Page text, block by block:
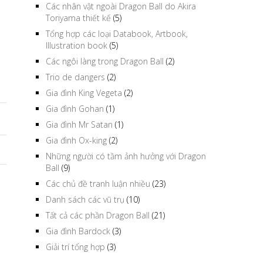
Các nhân vật ngoài Dragon Ball do Akira
Toriyama thiết kế (5)
Tổng hợp các loại Databook, Artbook,
Illustration book (5)
Các ngôi làng trong Dragon Ball (2)
Trio de dangers (2)
Gia đình King Vegeta (2)
Gia đình Gohan (1)
Gia đình Mr Satan (1)
Gia đình Ox-king (2)
Những người có tầm ảnh hưởng với Dragon
Ball (9)
Các chủ đề tranh luận nhiều (23)
Danh sách các vũ trụ (10)
Tất cả các phần Dragon Ball (21)
Gia đình Bardock (3)
Giải trí tổng hợp (3)